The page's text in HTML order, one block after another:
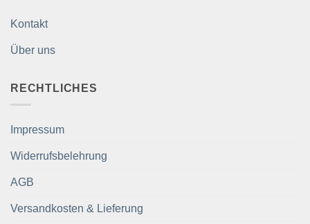
Kontakt
Über uns
RECHTLICHES
Impressum
Widerrufsbelehrung
AGB
Versandkosten & Lieferung